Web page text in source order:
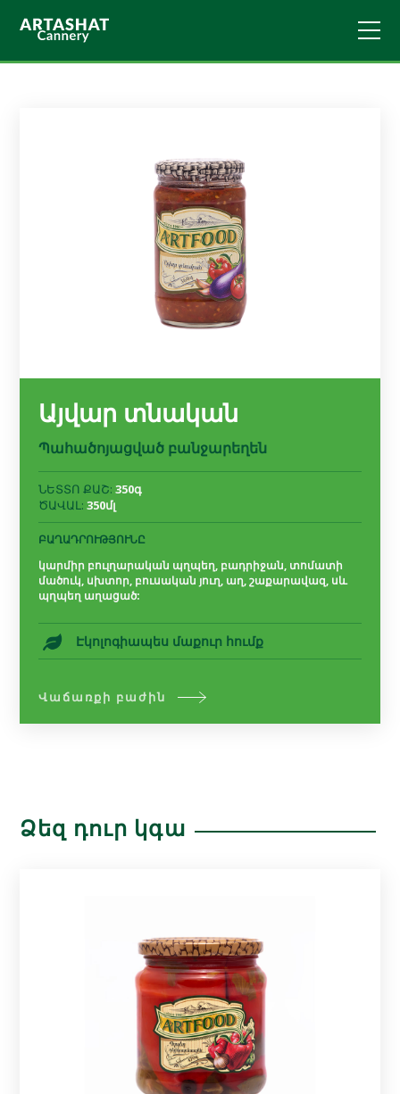
Այվար տնական
Պահածոյացված բանջարեղեն
ՆԵՏՏՈ ՔԱՇ: 350գ
ԾԱՎԱԼ: 350մլ
ԲԱՂԱԴՐՈՒԹՅՈՒՆԸ
կարմիր բուլղարական պղպեղ, բադրիջան, տոմատի
մածուկ, սխտոր, բուսական յուղ, աղ, շաքարավազ, սև
պղպեղ աղացած:
Էկոլոգիապես մաքուր հումք
Վաճառքի բաժին
Ձեզ դուր կգա